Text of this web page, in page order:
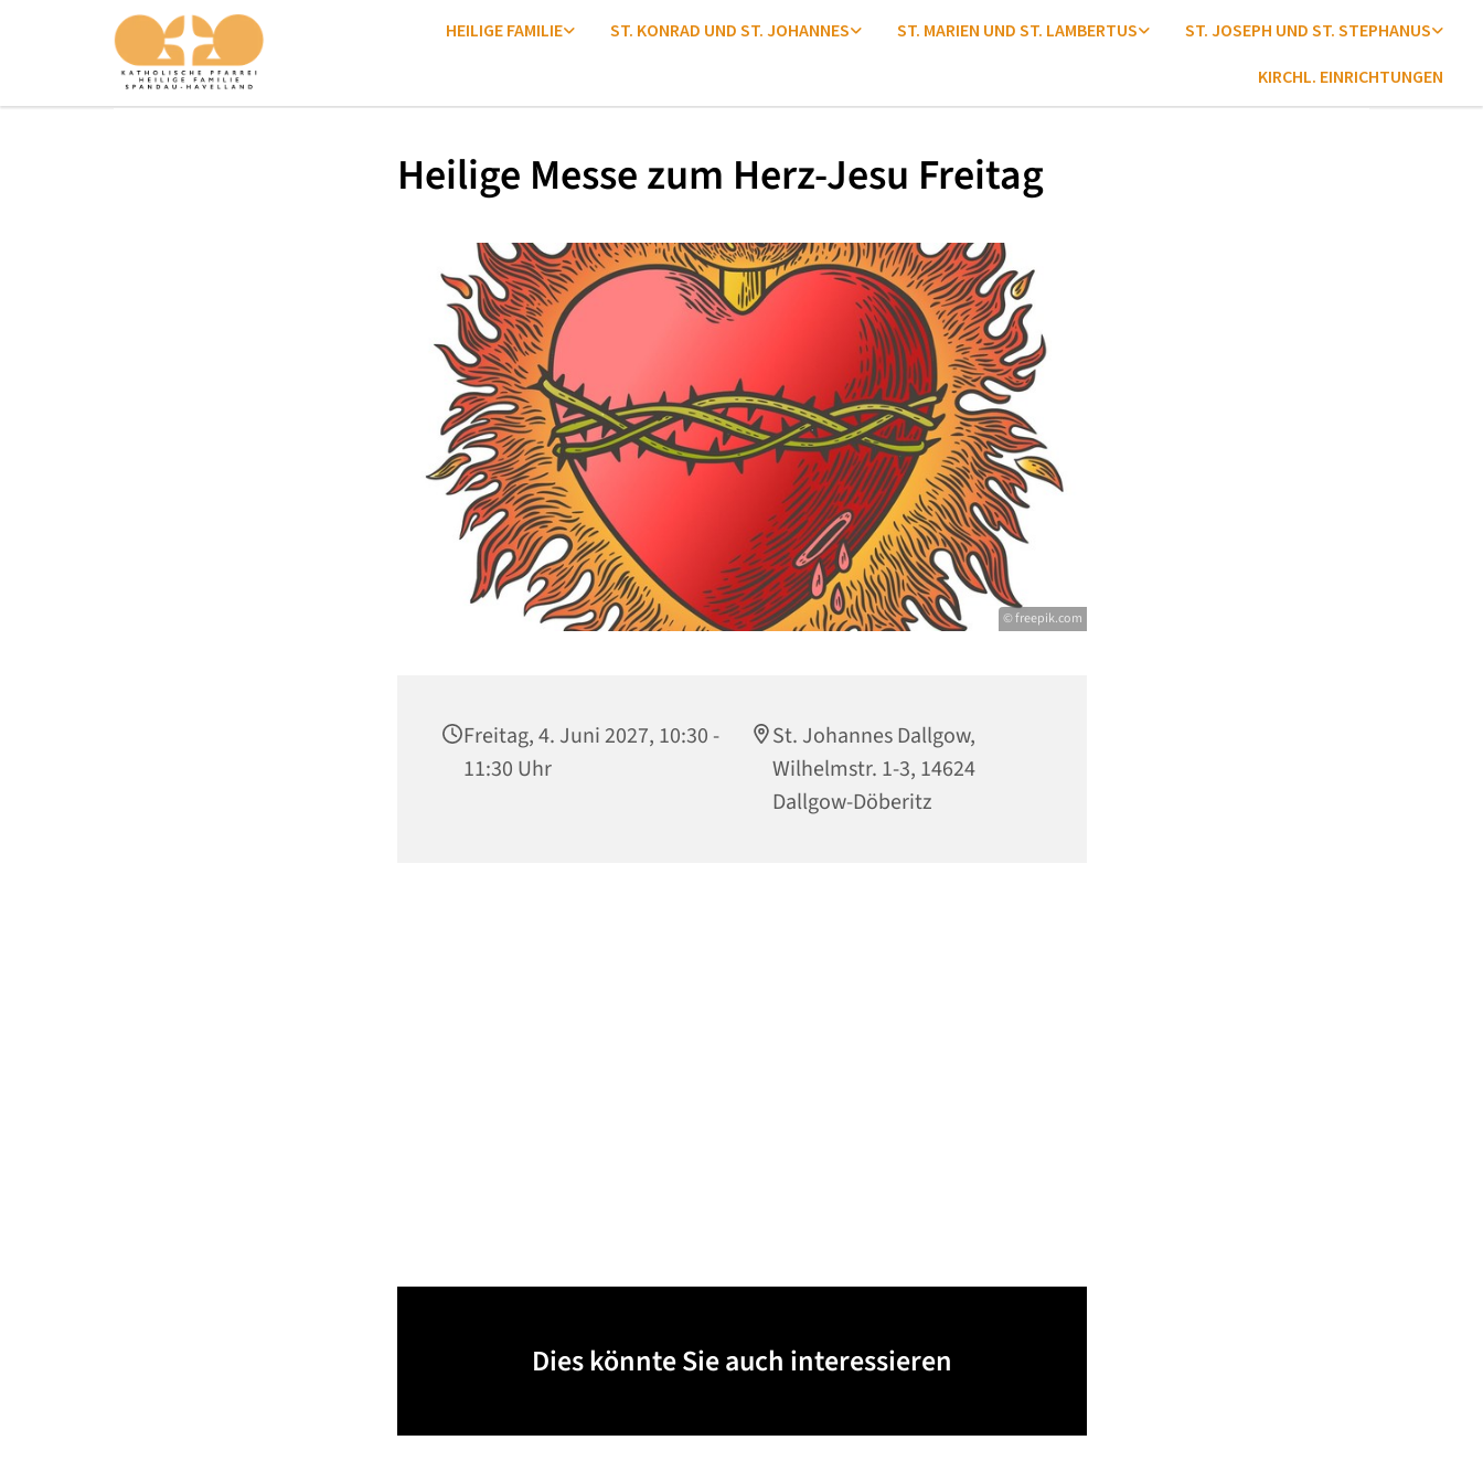
HEILIGE FAMILIE ST. KONRAD UND ST. JOHANNES ST. MARIEN UND ST. LAMBERTUS ST. JOSEPH UND ST. STEPHANUS
KIRCHL. EINRICHTUNGEN
Heilige Messe zum Herz-Jesu Freitag
© freepik.com
Freitag, 4. Juni 2027, 10:30 -
11:30 Uhr
St. Johannes Dallgow,
Wilhelmstr. 1-3, 14624
Dallgow-Döberitz
Dies könnte Sie auch interessieren